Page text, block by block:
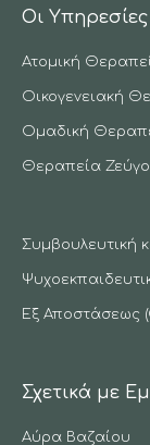
window
Οι
Ατομική
Οικογενειακή
Ομαδική
Θεραπεία
Συμβουλευτική
Εξ Αποστάσεως
Σχετικά με
Αύρα Βαζαίου